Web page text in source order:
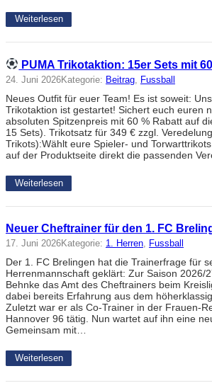
Weiterlesen
PUMA Trikotaktion: 15er Sets mit
24. Juni 2026Kategorie: Beitrag, Fussball
Neues Outfit für euer Team! Es ist soweit:
Trikotaktion ist gestartet! Sichert euch euren
absoluten Spitzenpreis mit 60 % Rabatt auf
15 Sets). Trikotsatz für 349 € zzgl.
Trikots):Wählt eure Spieler- und
auf der Produktseite direkt die passenden
Weiterlesen
Neuer Cheftrainer für den 1. FC
17. Juni 2026Kategorie: 1. Herren, Fussball
Der 1. FC Brelingen hat die Trainerfrage für
Herrenmannschaft geklärt: Zur Saison 2026/
Behnke das Amt des Cheftrainers beim
dabei bereits Erfahrung aus dem
Zuletzt war er als Co-Trainer in der Frauen-
Hannover 96 tätig. Nun wartet auf ihn eine
Gemeinsam mit…
Weiterlesen